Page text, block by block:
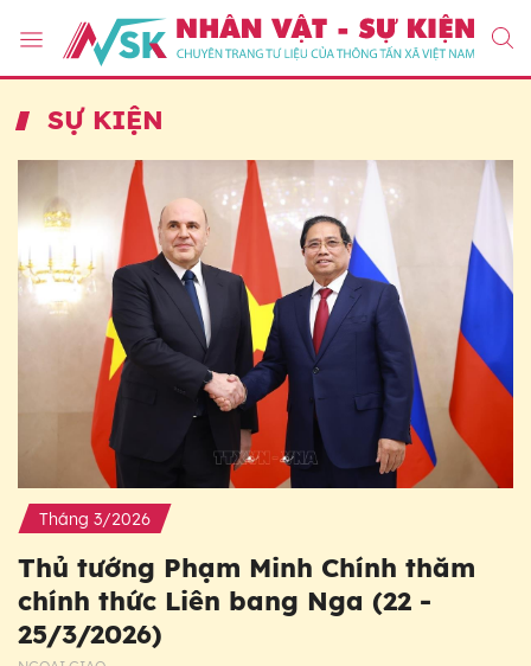
SỰ KIỆN
Tháng 3/2026
Thủ tướng Phạm Minh Chính thăm
chính thức Liên bang Nga (22 -
25/3/2026)